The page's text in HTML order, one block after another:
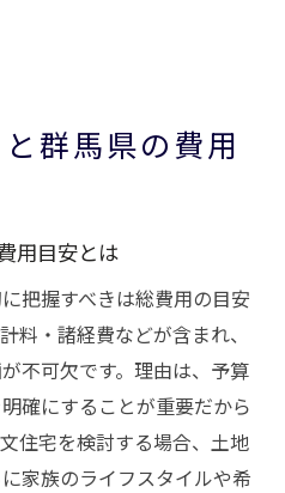
群馬県の費用
用目安とは
把握すべきは総費用の目安
料・諸経費などが含まれ、
不可欠です。理由は、予算
確にすることが重要だから
住宅を検討する場合、土地
家族のライフスタイルや希